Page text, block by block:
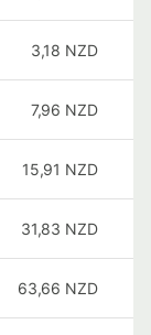
3,18 NZD
7,96 NZD
15,91 NZD
31,83 NZD
63,66 NZD